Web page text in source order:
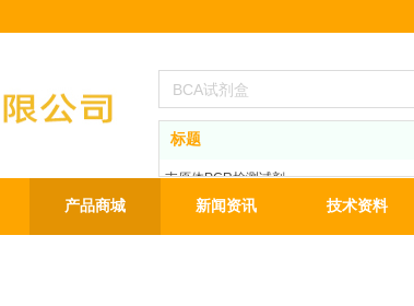
标题
支原体PCR检测试剂
BCA蛋白定量试剂盒
产品商城 新闻资讯 技术资料